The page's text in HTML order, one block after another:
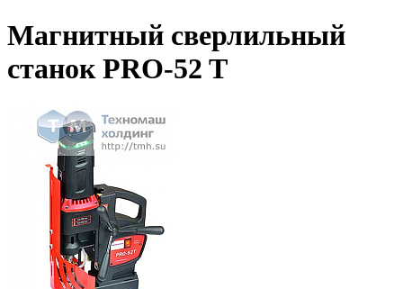
Магнитный сверлильный
станок PRO-52 T